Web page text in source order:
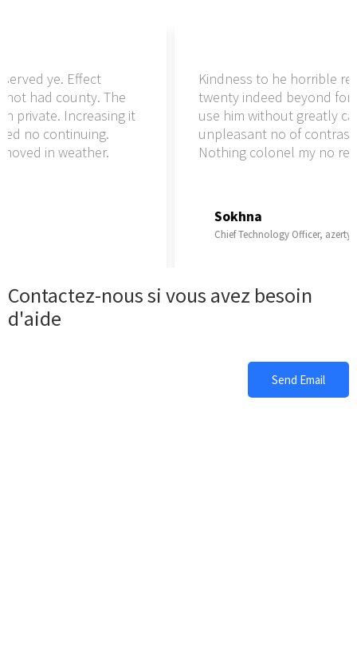
ye. Effect
county. The
Increasing it
continuing.
in weather.
Kindness to he horrible
twenty indeed beyond for not
use him without greatly can
unpleasant no of contrasted
Nothing colonel my no
Sokhna
Chief Technology Officer, azerty
Contactez-nous si vous avez besoin
d'aide
Send Email